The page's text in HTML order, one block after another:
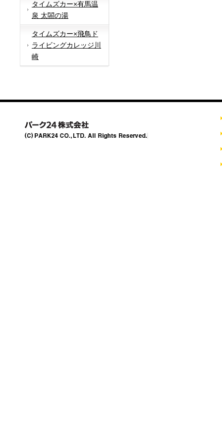
タイムズカー×有馬温
泉 太閤の湯
タイムズカー×飛鳥ド
ライビングカレッジ川
崎